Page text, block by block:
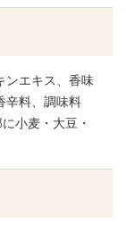
ンエキス、香味
辛料、調味料
小麦・大豆・